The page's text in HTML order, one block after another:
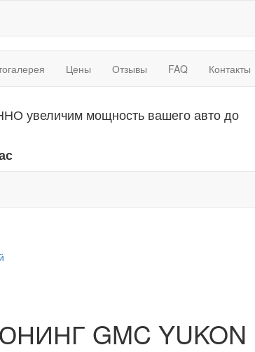
Цены Отзывы FAQ Контакты
увеличим мощность вашего авто до
GMC YUKON